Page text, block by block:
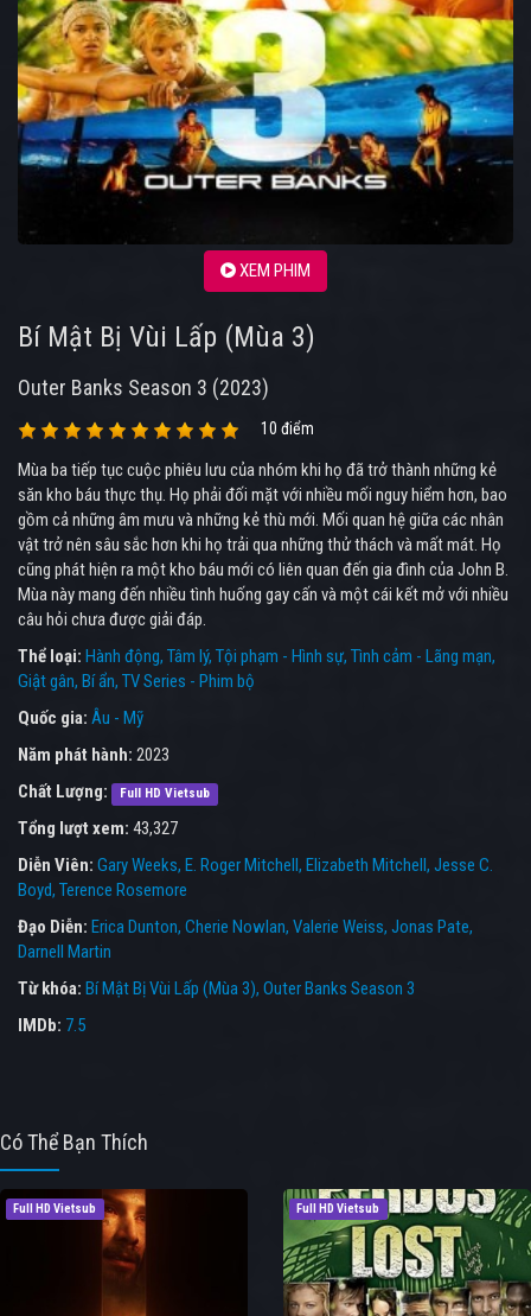
XEM PHIM
Bí Mật Bị Vùi Lấp (Mùa 3)
Outer Banks Season 3 (2023)
10 điểm
Mùa ba tiếp tục cuộc phiêu lưu của nhóm khi họ đã trở thành những kẻ
săn kho báu thực thụ. Họ phải đối mặt với nhiều mối nguy hiểm hơn, bao
gồm cả những âm mưu và những kẻ thù mới. Mối quan hệ giữa các nhân
vật trở nên sâu sắc hơn khi họ trải qua những thử thách và mất mát. Họ
cũng phát hiện ra một kho báu mới có liên quan đến gia đình của John B.
Mùa này mang đến nhiều tình huống gay cấn và một cái kết mở với nhiều
câu hỏi chưa được giải đáp.
Thể loại: Hành động Tâm lý Tội phạm - Hình sự Tình cảm - Lãng mạn
Giật gân Bí ẩn TV Series - Phim bộ
Quốc gia: Âu - Mỹ
Năm phát hành: 2023
Chất Lượng:
Full HD Vietsub
Tổng lượt xem: 43,327
Diễn Viên: Gary Weeks E. Roger Mitchell Elizabeth Mitchell
Jesse C.
Boyd Terence Rosemore
Đạo Diễn: Erica Dunton Cherie Nowlan Valerie Weiss Jonas Pate
Darnell Martin
Từ khóa: Bí Mật Bị Vùi Lấp (Mùa 3), Outer Banks Season 3
IMDb: 7.5
Có Thể Bạn Thích
Full HD Vietsub Full HD Vietsub